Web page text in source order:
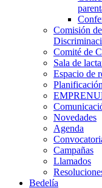
Comisión
Comité de
Sala de
Espacio de
Novedades
Agenda
Campañas
Llamados
Bedelía